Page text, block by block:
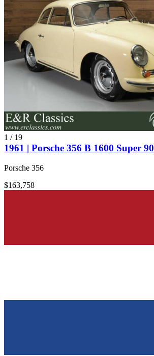
1 / 19
1961 | Porsche 356 B 1600 Super 90
Porsche 356
$163,758